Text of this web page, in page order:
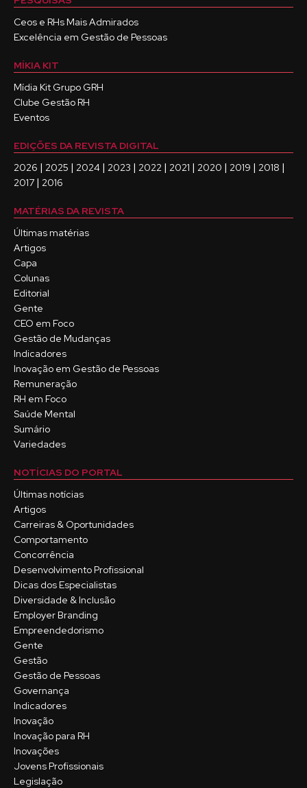
Ceos e RHs Mais Admirados
Excelência em Gestão de Pessoas
MÍKIA KIT
Mídia Kit Grupo GRH
Clube Gestão RH
Eventos
EDIÇÕES DA REVISTA DIGITAL
2026 | 2025 | 2024 | 2023 | 2022 | 2021 | 2020 | 2019 | 2018 |
2017 | 2016
MATÉRIAS DA REVISTA
Últimas matérias
Artigos
Capa
Colunas
Editorial
Gente
CEO em Foco
Gestão de Mudanças
Indicadores
Inovação em Gestão de Pessoas
Remuneração
RH em Foco
Saúde Mental
Sumário
Variedades
NOTÍCIAS DO PORTAL
Últimas notícias
Artigos
Carreiras & Oportunidades
Comportamento
Concorrência
Desenvolvimento Profissional
Dicas dos Especialistas
Diversidade & Inclusão
Employer Branding
Empreendedorismo
Gente
Gestão
Gestão de Pessoas
Governança
Indicadores
Inovação
Inovação para RH
Inovações
Jovens Profissionais
Legislação